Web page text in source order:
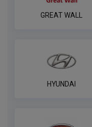
пин
по
GREAT WALL
HYUNDAI